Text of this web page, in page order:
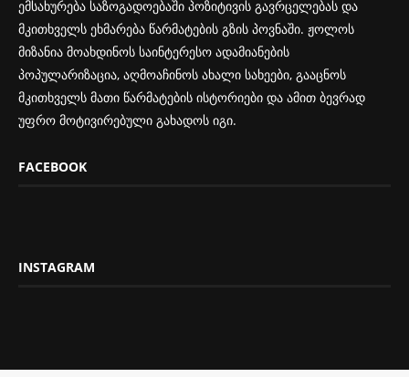
ემსახურება საზოგადოებაში პოზიტივის გავრცელებას და
მკითხველს ეხმარება წარმატების გზის პოვნაში. ჟოლოს
მიზანია მოახდინოს საინტერესო ადამიანების
პოპულარიზაცია, აღმოაჩინოს ახალი სახეები, გააცნოს
მკითხველს მათი წარმატების ისტორიები და ამით ბევრად
უფრო მოტივირებული გახადოს იგი.
FACEBOOK
INSTAGRAM